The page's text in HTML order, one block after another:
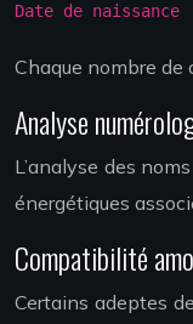
Date de
Chaque nombre
Analyse
L’analyse des
énergétiques
Compatibilité
Certains adeptes